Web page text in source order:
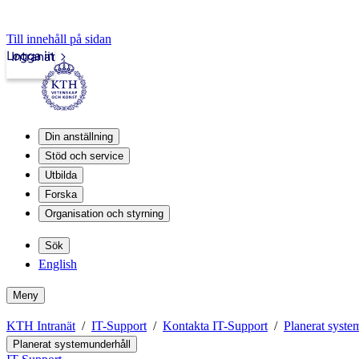
Till innehåll på sidan
Intranät
Logga in
Din anställning
Stöd och service
Utbilda
Forska
Organisation och styrning
Sök
English
Meny
KTH Intranät IT-Support Kontakta IT-Support Planerat
Planerat systemunderhåll